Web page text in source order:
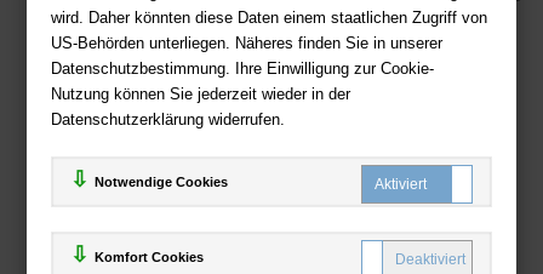
wird. Daher könnten diese Daten einem staatlichen Zugriff von
US-Behörden unterliegen. Näheres finden Sie in unserer
Datenschutzbestimmung. Ihre Einwilligung zur Cookie-
Nutzung können Sie jederzeit wieder in der
Datenschutzerklärung widerrufen.
Notwendige Cookies
Komfort Cookies
Zahlweisen